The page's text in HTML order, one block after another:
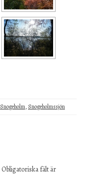
Snogeholm, Snogeholmssjön
Obligatoriska fält är